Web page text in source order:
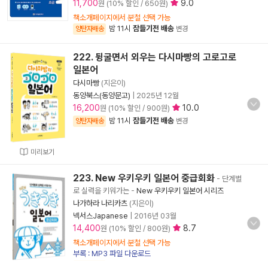
11,700원 (10% 할인 / 650원) 9.0
책소개페이지에서 분철 선택 가능
양탄자배송 밤 11시 잠들기전 배송 변경
미리보기
222. 뒹굴면서 외우는 다시마빵의 고로고로
일본어
다시마빵(지은이)
동양북스(동양문고)
2025년 12월
16,200원 (10% 할인 / 900원) 10.0
양탄자배송 밤 11시 잠들기전 배송 변경
223. New 우키우키 일본어 중급회화 - 단계별
로 실력을 키워가는 - New 우키우키 일본어 시리즈
나가하라 나리카츠 (지은이)
넥서스Japanese
2016년 03월
14,400원 (10% 할인 / 800원) 8.7
책소개페이지에서 분철 선택 가능
부록 : MP3 파일 다운로드